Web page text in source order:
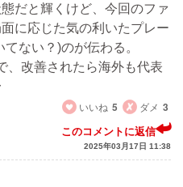
だと輝くけど、今回のファ
に応じた気の利いたプレー
ない？)のが伝わる。
、改善されたら海外も代表
いいね 5 ダメ 3
このコメントに返信
2025年03月17日 11:38